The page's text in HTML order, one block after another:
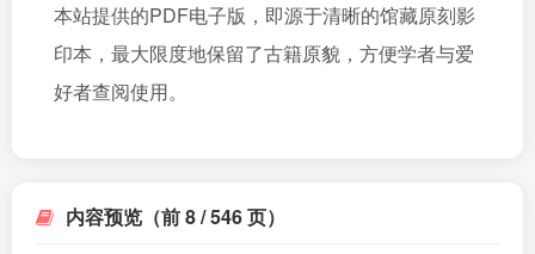
本站提供的PDF电子版，即源于清晰的馆藏原刻影
印本，最大限度地保留了古籍原貌，方便学者与爱
好者查阅使用。
内容预览（前 8 / 546 页）